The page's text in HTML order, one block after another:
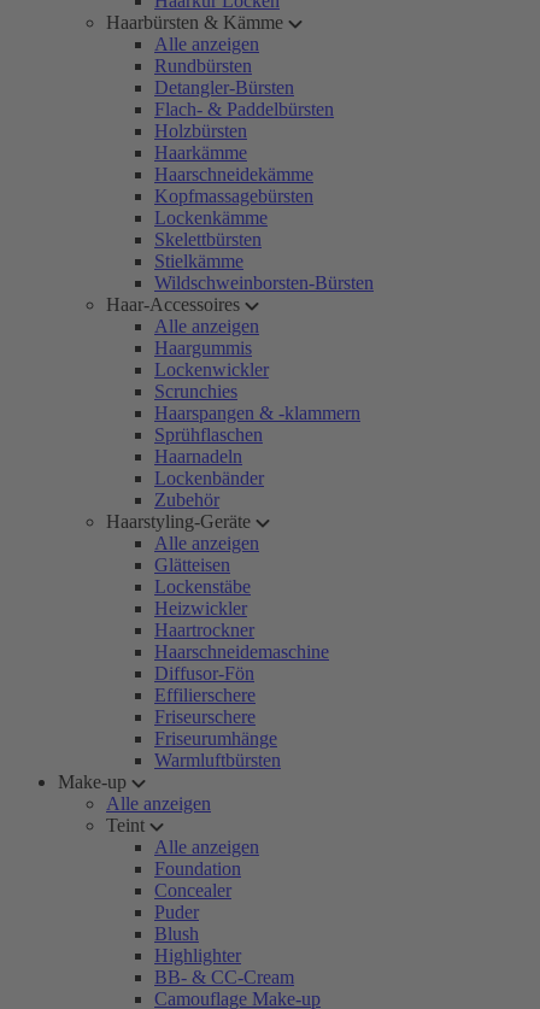
Haarbürsten & Kämme
Alle anzeigen
Rundbürsten
Detangler-Bürsten
Flach- & Paddelbürsten
Holzbürsten
Haarkämme
Haarschneidekämme
Kopfmassagebürsten
Lockenkämme
Skelettbürsten
Stielkämme
Wildschweinborsten-Bürsten
Haar-Accessoires
Alle anzeigen
Haargummis
Lockenwickler
Scrunchies
Haarspangen & -klammern
Sprühflaschen
Haarnadeln
Lockenbänder
Zubehör
Haarstyling-Geräte
Alle anzeigen
Glätteisen
Lockenstäbe
Heizwickler
Haartrockner
Haarschneidemaschine
Diffusor-Fön
Effilierschere
Friseurschere
Friseurumhänge
Warmluftbürsten
Make-up
Alle anzeigen
Teint
Alle anzeigen
Foundation
Concealer
Puder
Blush
Highlighter
BB- & CC-Cream
Camouflage Make-up